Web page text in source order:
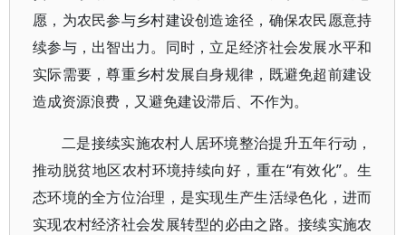
愿，为农民参与乡村建设创造途径，确保农民愿意持
续参与，出智出力。同时，立足经济社会发展水平和
实际需要，尊重乡村发展自身规律，既避免超前建设
造成资源浪费，又避免建设滞后、不作为。
二是接续实施农村人居环境整治提升五年行动，
推动脱贫地区农村环境持续向好，重在“有效化”。生
态环境的全方位治理，是实现生产生活绿色化，进而
实现农村经济社会发展转型的必由之路。接续实施农